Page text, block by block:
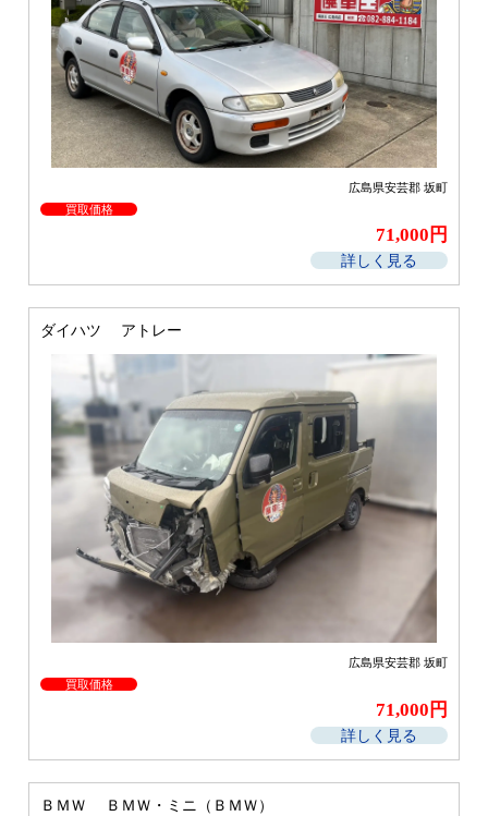
広島県安芸郡 坂町
買取価格
71,000円
詳しく見る
ダイハツ アトレー
広島県安芸郡 坂町
買取価格
71,000円
詳しく見る
ＢＭＷ ＢＭＷ・ミニ（ＢＭＷ）